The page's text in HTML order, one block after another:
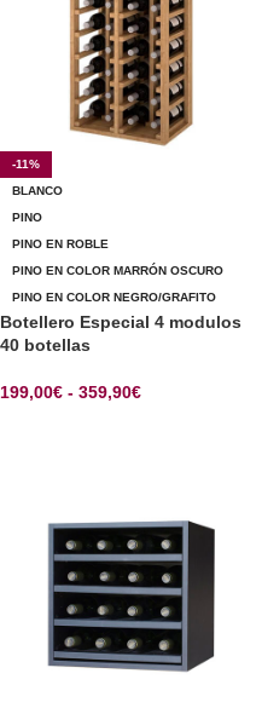
-11%
BLANCO
PINO
PINO EN ROBLE
PINO EN COLOR MARRÓN OSCURO
PINO EN COLOR NEGRO/GRAFITO
Botellero Especial 4 modulos
40 botellas
199,00€ - 359,90€